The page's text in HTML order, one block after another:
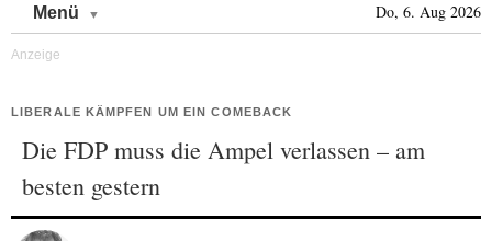
Menü Do, 6. Aug 2026
LIBERALE KÄMPFEN UM EIN COMEBACK
Die FDP muss die Ampel verlassen – am
besten gestern